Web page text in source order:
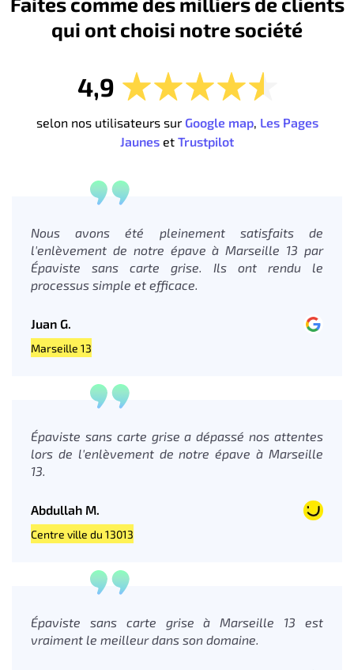
qui ont choisi notre société
4,9
selon nos utilisateurs sur Google map, Les Pages
Jaunes et Trustpilot
Nous avons été pleinement satisfaits de
l'enlèvement de notre épave à Marseille 13 par
Épaviste sans carte grise. Ils ont rendu le
processus simple et efficace.
Juan G.
Marseille 13
Épaviste sans carte grise a dépassé nos attentes
lors de l'enlèvement de notre épave à Marseille
13.
Abdullah M.
Centre ville du 13013
Épaviste sans carte grise à Marseille 13 est
vraiment le meilleur dans son domaine.